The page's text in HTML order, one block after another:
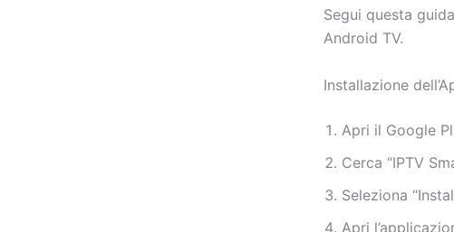
Segui questa
Android TV.
Installazione
Apri il Google
Cerca “IPTV
Seleziona
Apri